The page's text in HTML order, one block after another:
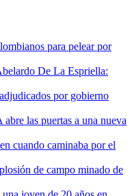
para pelear por
De La Espriella:
por gobierno
las puertas a una nueva
cuando caminaba por el
de campo minado de